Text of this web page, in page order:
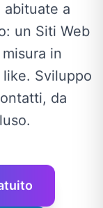
abituate a
un Siti Web
in
Sviluppo
da